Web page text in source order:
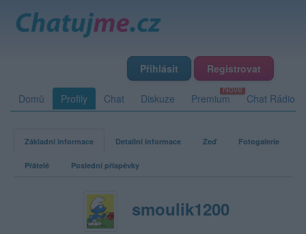
Přihlásit Registrovat
Domů Profily Chat Diskuze Premium Chat Rádio
Základní informace Detailní informace Zeď Fotogalerie
Přátelé Poslední příspěvky
smoulik1200